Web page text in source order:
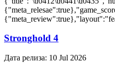
Stronghold 4
Дата релиза: 10 Jul 2026